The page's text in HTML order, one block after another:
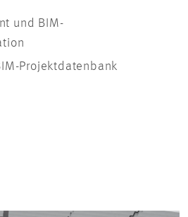
und BIM-
Projektdatenbank